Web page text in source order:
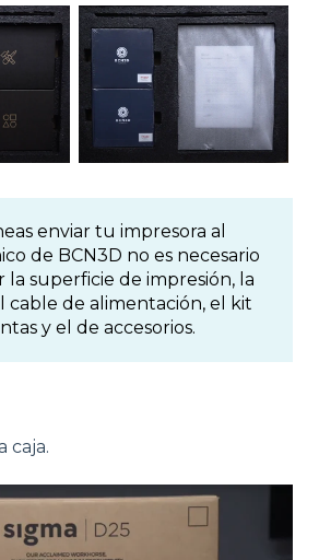
enviar tu impresora al
de BCN3D no es necesario
superficie de impresión, la
cable de alimentación, el kit
y el de accesorios.
caja.